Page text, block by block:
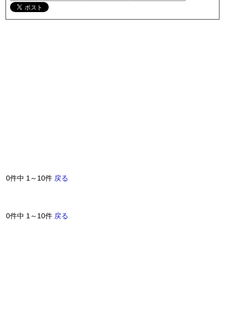
0件中 1～10件 戻る
0件中 1～10件 戻る